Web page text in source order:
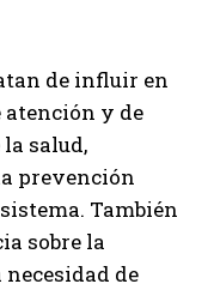
de influir en
y de
salud,
prevención
También
sobre la
de